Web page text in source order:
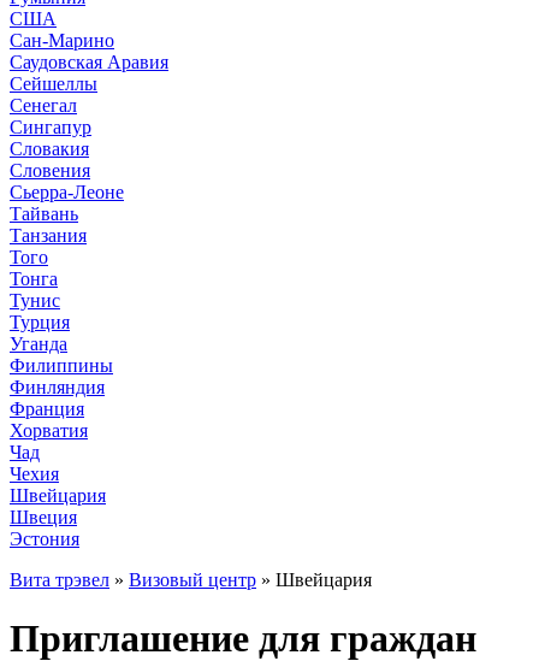
США
Сан-Марино
Саудовская Аравия
Сейшеллы
Сенегал
Сингапур
Словакия
Словения
Сьерра-Леоне
Тайвань
Танзания
Того
Тонга
Тунис
Турция
Уганда
Филиппины
Финляндия
Франция
Хорватия
Чад
Чехия
Швейцария
Швеция
Эстония
Вита трэвел » Визовый центр » Швейцария
Приглашение для граждан